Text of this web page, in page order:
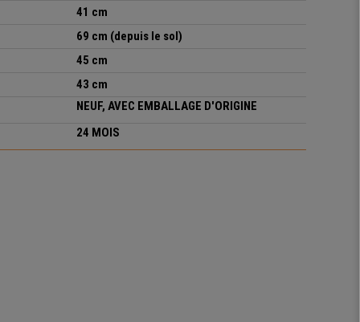
41 cm
69 cm (depuis le sol)
45 cm
43 cm
NEUF, AVEC EMBALLAGE D'ORIGINE
24 MOIS